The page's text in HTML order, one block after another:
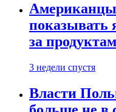
Американцы
показывать
за
3 недели спустя
Власти